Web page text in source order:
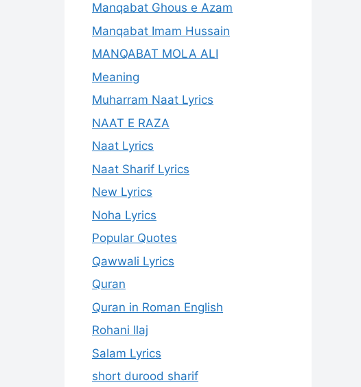
Manqabat Ghous e Azam
Manqabat Imam Hussain
MANQABAT MOLA ALI
Meaning
Muharram Naat Lyrics
NAAT E RAZA
Naat Lyrics
Naat Sharif Lyrics
New Lyrics
Noha Lyrics
Popular Quotes
Qawwali Lyrics
Quran
Quran in Roman English
Rohani Ilaj
Salam Lyrics
short durood sharif